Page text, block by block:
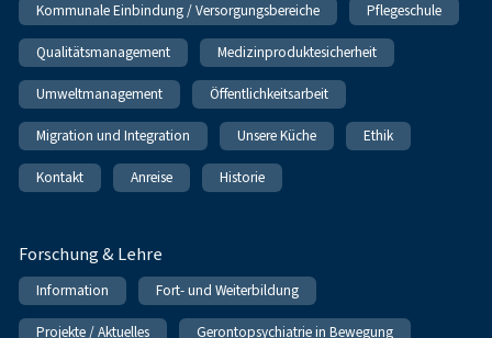
Kommunale Einbindung / Versorgungsbereiche Pflegeschule
Qualitätsmanagement Medizinproduktesicherheit
Umweltmanagement Öffentlichkeitsarbeit
Migration und Integration Unsere Küche Ethik
Kontakt Anreise Historie
Forschung & Lehre
Information Fort- und Weiterbildung
Projekte / Aktuelles Gerontopsychiatrie in Bewegung